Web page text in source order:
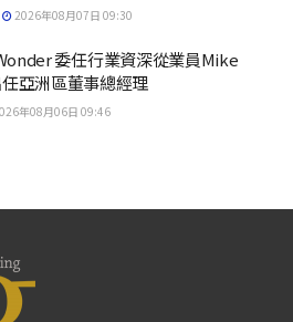
2026年08月07日 09:30
委任行業資深從業員Mike
亞洲區董事總經理
年08月06日 09:46